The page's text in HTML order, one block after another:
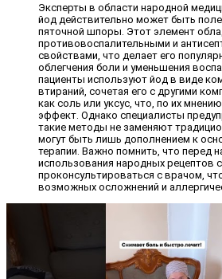
Эксперты в области народной
йод действительно может быть
пяточной шпоры. Этот элемент
противовоспалительными и
свойствами, что делает его
облегчения боли и уменьшения
пациенты используют йод в виде
втираний, сочетая его с другими
как соль или уксус, что, по их
эффект. Однако специалисты
такие методы не заменяют
могут быть лишь дополнением к
терапии. Важно помнить, что перед
использования народных рецептов
проконсультироваться с врачом,
возможных осложнений и